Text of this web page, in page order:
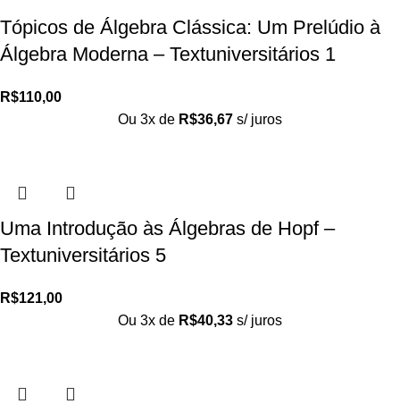
Tópicos de Álgebra Clássica: Um Prelúdio à
Álgebra Moderna – Textuniversitários 1
R$110,00
Ou 3x de R$36,67 s/ juros
Uma Introdução às Álgebras de Hopf –
Textuniversitários 5
R$121,00
Ou 3x de R$40,33 s/ juros